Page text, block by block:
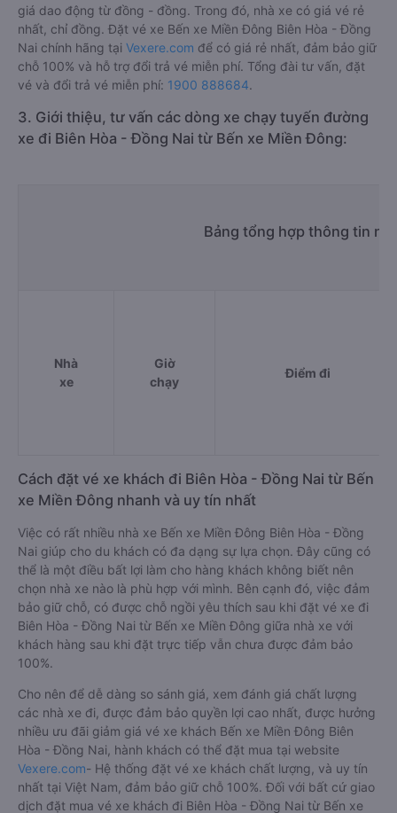
giá dao động từ đồng - đồng. Trong đó, nhà xe có giá vé rẻ
nhất, chỉ đồng. Đặt vé xe Bến xe Miền Đông Biên Hòa - Đồng
Nai chính hãng tại Vexere.com để có giá rẻ nhất, đảm bảo giữ
chỗ 100% và hỗ trợ đổi trả vé miễn phí. Tổng đài tư vấn, đặt
vé và đổi trả vé miễn phí: 1900 888684.
3. Giới thiệu, tư vấn các dòng xe chạy tuyến đường
xe đi Biên Hòa - Đồng Nai từ Bến xe Miền Đông:
Bảng tổng hợp thông tin
Nhà
xe
Giờ
chạy
Điểm đi
Cách đặt vé xe khách đi Biên Hòa - Đồng Nai từ Bến
xe Miền Đông nhanh và uy tín nhất
Việc có rất nhiều nhà xe Bến xe Miền Đông Biên Hòa - Đồng
Nai giúp cho du khách có đa dạng sự lựa chọn. Đây cũng có
thể là một điều bất lợi làm cho hàng khách không biết nên
chọn nhà xe nào là phù hợp với mình. Bên cạnh đó, việc đảm
bảo giữ chỗ, có được chỗ ngồi yêu thích sau khi đặt vé xe đi
Biên Hòa - Đồng Nai từ Bến xe Miền Đông giữa nhà xe với
khách hàng sau khi đặt trực tiếp vẫn chưa được đảm bảo
100%.
Cho nên để dễ dàng so sánh giá, xem đánh giá chất lượng
các nhà xe đi, được đảm bảo quyền lợi cao nhất, được hưởng
nhiều ưu đãi giảm giá vé xe khách Bến xe Miền Đông Biên
Hòa - Đồng Nai, hành khách có thể đặt mua tại website
Vexere.com- Hệ thống đặt vé xe khách chất lượng, và uy tín
nhất tại Việt Nam, đảm bảo giữ chỗ 100%. Đối với bất cứ giao
dịch đặt mua vé xe khách đi Biên Hòa - Đồng Nai từ Bến xe